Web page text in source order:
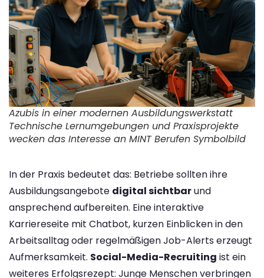
Azubis in einer modernen Ausbildungswerkstatt
Technische Lernumgebungen und Praxisprojekte
wecken das Interesse an MINT Berufen Symbolbild
In der Praxis bedeutet das: Betriebe sollten ihre
Ausbildungsangebote digital sichtbarund
ansprechend aufbereiten. Eine interaktive
Karriereseite mit Chatbot, kurzen Einblicken in den
Arbeitsalltag oder regelmäßigen Job-Alerts erzeugt
Aufmerksamkeit​. Social-Media-Recruiting ist ein
weiteres Erfolgsrezept: Junge Menschen verbringen